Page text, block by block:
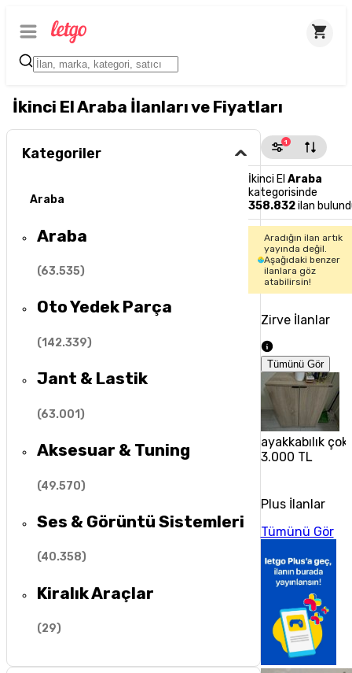
İkinci El Araba İlanları ve Fiyatları
Kategoriler
Araba
Araba
(63.535)
Oto Yedek Parça
(142.339)
Jant & Lastik
(63.001)
Aksesuar & Tuning
(49.570)
Ses & Görüntü Sistemleri
(40.358)
Kiralık Araçlar
(29)
1
İkinci El Araba
kategorisinde
358.832ilan
Aradığın ilan artık
yayında değil.
Aşağıdaki benzer
ilanlara göz
atabilirsin!
Zirve İlanlar
Tümünü Gör
ayakkabılık
3.000 TL
Plus İlanlar
Tümünü Gör